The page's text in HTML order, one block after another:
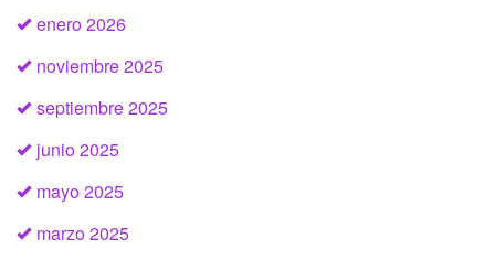
enero 2026
noviembre 2025
septiembre 2025
junio 2025
mayo 2025
marzo 2025